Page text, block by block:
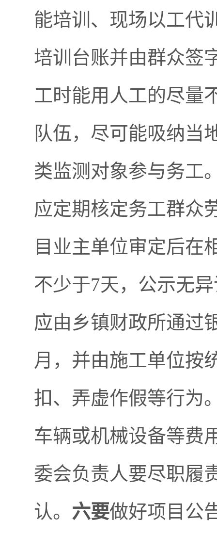
能培训、现场以工代
培训台账并由群众签
工时能用人工的尽量
队伍，尽可能吸纳当
类监测对象参与务工
应定期核定务工群众
目业主单位审定后在
不少于7天，公示无
应由乡镇财政所通过
月，并由施工单位按
扣、弄虚作假等行为
车辆或机械设备等费
委会负责人要尽职履
认。 六要做好项目公